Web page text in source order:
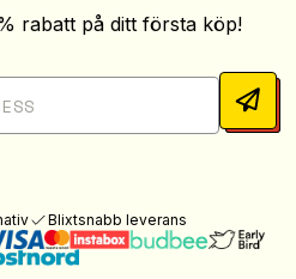
rabatt på ditt första köp!
Blixtsnabb leverans